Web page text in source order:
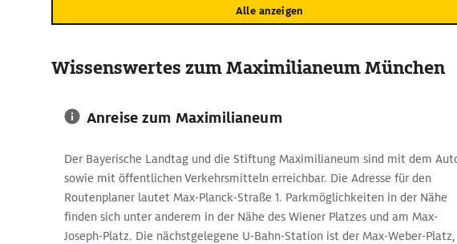
Alle anzeigen
Wissenswertes zum Maximilianeum München
Anreise zum Maximilianeum
Der Bayerische Landtag und die Stiftung Maximilianeum sind mit dem
sowie mit öffentlichen Verkehrsmitteln erreichbar. Die Adresse für den
Routenplaner lautet Max-Planck-Straße 1. Parkmöglichkeiten in der Nähe
finden sich unter anderem in der Nähe des Wiener Platzes und am Max-
Joseph-Platz. Die nächstgelegene U-Bahn-Station ist der Max-Weber-Platz,